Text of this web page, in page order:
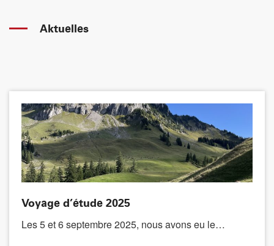
Aktuelles
Voyage d’étude 2025
Les 5 et 6 septembre 2025, nous avons eu le…